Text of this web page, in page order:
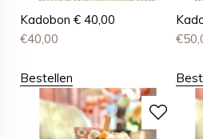
Kadobon € 40,00
€40,00
Bestellen
€